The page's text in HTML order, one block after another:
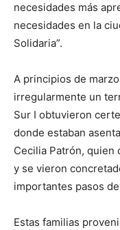
necesidades más
necesidades en la
Solidaria”.
A principios de
irregularmente un
Sur I obtuvieron
donde estaban
Cecilia Patrón, quien
y se vieron
importantes pasos
Estas familias